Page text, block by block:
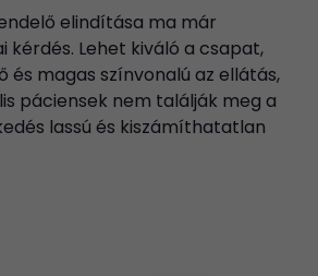
elindítása ma már
kérdés. Lehet kiváló a csapat,
és magas színvonalú az ellátás,
páciensek nem találják meg a
lassú és kiszámíthatatlan